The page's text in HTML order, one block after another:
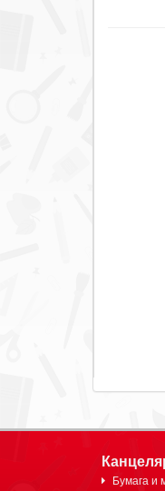
Бумага и